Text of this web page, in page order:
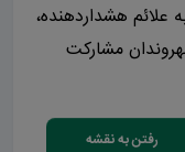
هشداردهنده،
مشارکت
رفتن به نقشه